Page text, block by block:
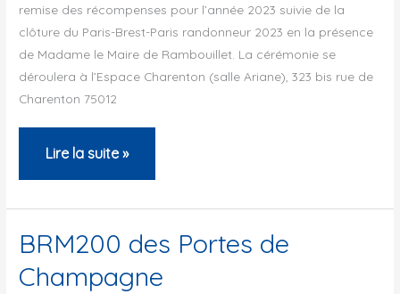
remise des récompenses pour l’année 2023 suivie de la
clôture du Paris-Brest-Paris randonneur 2023 en la présence
de Madame le Maire de Rambouillet. La cérémonie se
déroulera à l’Espace Charenton (salle Ariane), 323 bis rue de
Charenton 75012
Remise
des
récompenses
Lire la suite »
BRM200 des Portes de
Champagne